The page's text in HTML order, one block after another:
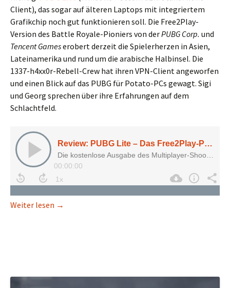
Client), das sogar auf älteren Laptops mit integriertem
Grafikchip noch gut funktionieren soll. Die Free2Play-
Version des Battle Royale-Pioniers von derPUBG Corp. und
Tencent Gameserobert derzeit die Spielerherzen in Asien,
Lateinamerika und rund um die arabische Halbinsel. Die
1337-h4xx0r-Rebell-Crew hat ihren VPN-Client angeworfen
und einen Blick auf das PUBG für Potato-PCs gewagt. Sigi
und Georg sprechen über ihre Erfahrungen auf dem
Schlachtfeld.
Weiter lesen Review: PUBG Lite – Das Free2Play-PUBG für
→